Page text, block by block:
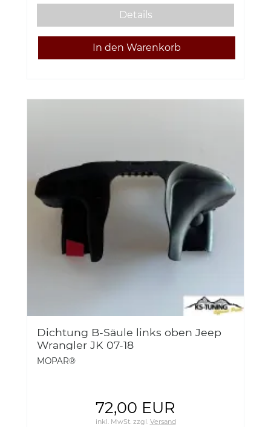
Details
Dichtung B-Säule links oben Jeep
Wrangler JK 07-18
MOPAR®
72,00 EUR
inkl. MwSt.zzgl. Versand